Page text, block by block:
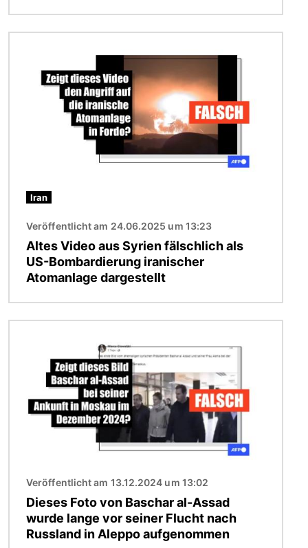
Iran
Veröffentlicht am 24.06.2025 um 13:23
Altes Video aus Syrien fälschlich als
US-Bombardierung iranischer
Atomanlage dargestellt
Veröffentlicht am 13.12.2024 um 13:02
Dieses Foto von Baschar al-Assad
wurde lange vor seiner Flucht nach
Russland in Aleppo aufgenommen